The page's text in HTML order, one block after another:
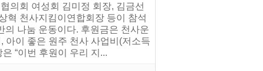
의회 여성회 김미정 회장, 김금선
혁 천사지킴이연합회장 등이 참석
의 나눔 운동이다. 후원금은 천사운
아이 좋은 원주 천사 사업비(저소득
“이번 후원이 우리 지...